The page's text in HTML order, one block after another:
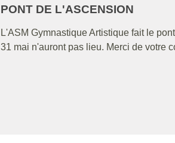
PONT DE L'ASCENSION
L'ASM Gymnastique Artistique fait le
31 mai n'auront pas lieu. Merci de votre